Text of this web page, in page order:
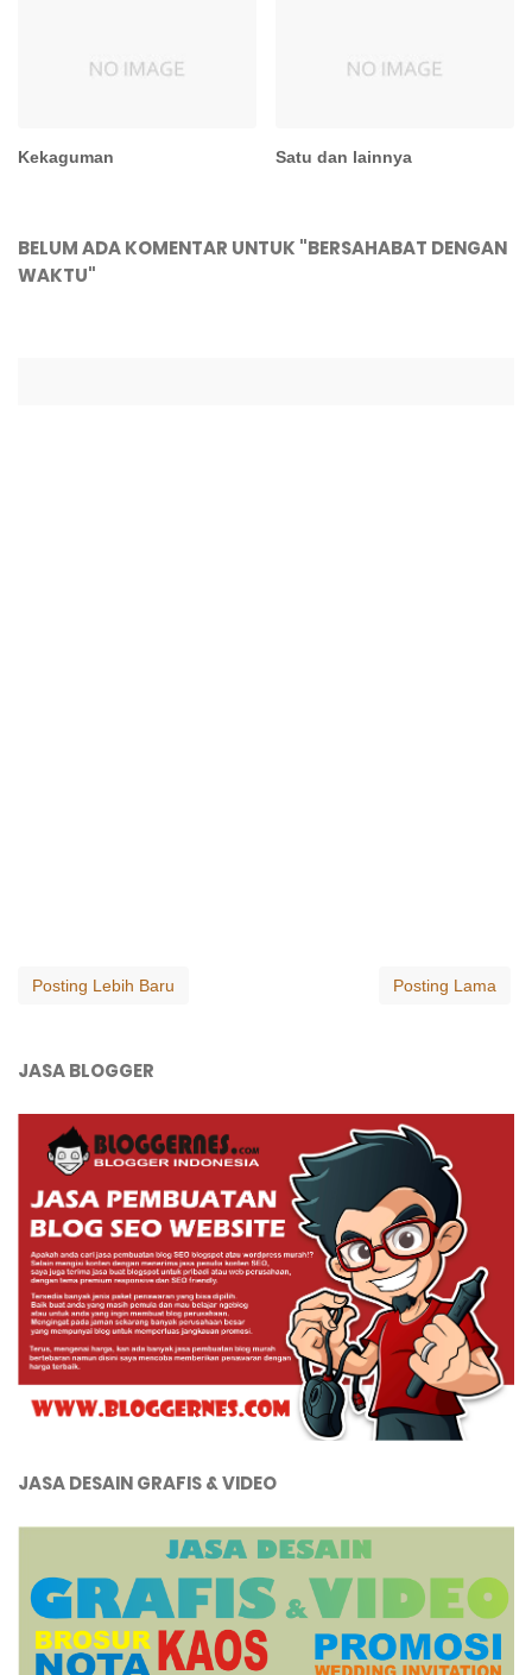
Kekaguman Satu dan lainnya
BELUM ADA KOMENTAR UNTUK "BERSAHABAT DENGAN
WAKTU"
Posting Lebih Baru Posting Lama
JASA BLOGGER
JASA DESAIN GRAFIS & VIDEO